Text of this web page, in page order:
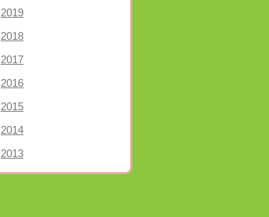
2019
2018
2017
2016
2015
2014
2013